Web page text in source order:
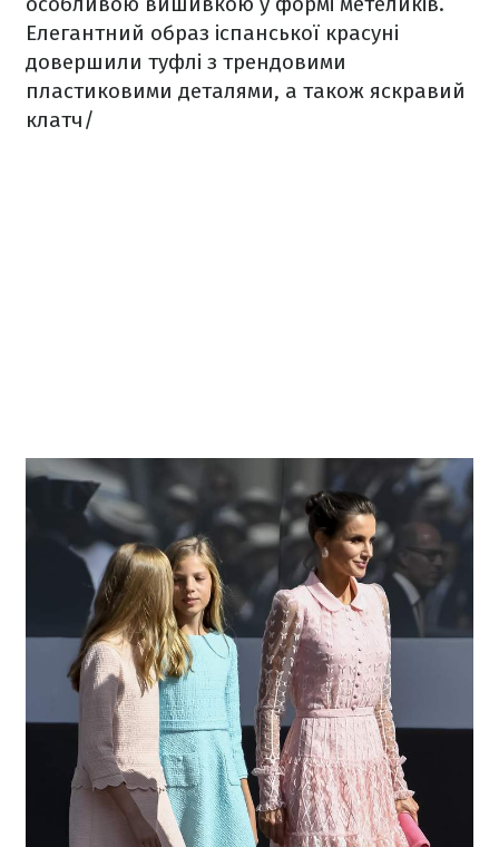
Елегантний образ іспанської красуні
довершили туфлі з трендовими
пластиковими деталями, а також яскравий
клатч/